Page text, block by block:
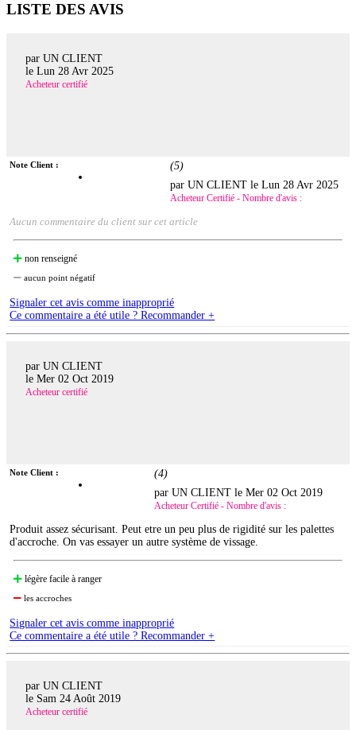
LISTE DES AVIS
par UN CLIENT
le Lun 28 Avr 2025
Acheteur certifié
Note Client : (5)
par UN CLIENT leLun 28 Avr 2025
Acheteur Certifié - Nombre d'avis :
Aucun commentaire du client sur cet article
non renseigné
aucun point négatif
Signaler cet avis comme inapproprié
Ce commentaire a été utile ? Recommander +
par UN CLIENT
le Mer 02 Oct 2019
Acheteur certifié
Note Client : (4)
par UN CLIENT leMer 02 Oct 2019
Acheteur Certifié - Nombre d'avis :
Produit assez sécurisant. Peut etre un peu plus de rigidité sur les palettes
d'accroche. On vas essayer un autre système de vissage.
légère facile à ranger
les accroches
Signaler cet avis comme inapproprié
Ce commentaire a été utile ? Recommander +
par UN CLIENT
le Sam 24 Août 2019
Acheteur certifié